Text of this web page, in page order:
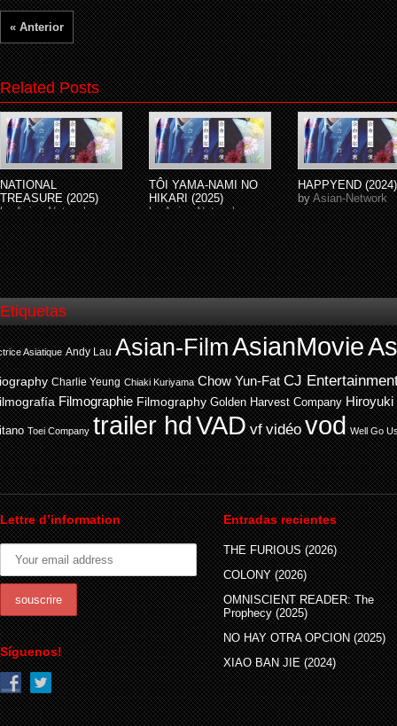
« Anterior
Related Posts
NATIONAL
TREASURE (2025)
byAsian-Network
TÔI YAMA-NAMI NO
HIKARI (2025)
byAsian-Network
HAPPYEND (2024)
byAsian-Network
Etiquetas
Asiatique Andy Lau Asian-FilmAsianMovie
Charlie Yeung Chiaki Kuriyama Chow Yun-Fat CJ
Filmographie Filmography Golden Harvest Company Hiroyuki
Toei Company trailer hdVAD vf vidéo vod Well Go
Lettre d’information
Síguenos!
Entradas recientes
THE FURIOUS (2026)
COLONY (2026)
OMNISCIENT READER: The
Prophecy (2025)
NO HAY OTRA OPCION (2025)
XIAO BAN JIE (2024)